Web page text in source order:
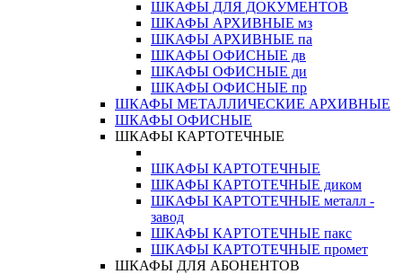
ШКАФЫ ДЛЯ ДОКУМЕНТОВ
ШКАФЫ АРХИВНЫЕ мз
ШКАФЫ АРХИВНЫЕ па
ШКАФЫ ОФИСНЫЕ дв
ШКАФЫ ОФИСНЫЕ ди
ШКАФЫ ОФИСНЫЕ пр
ШКАФЫ МЕТАЛЛИЧЕСКИЕ АРХИВНЫЕ
ШКАФЫ ОФИСНЫЕ
ШКАФЫ КАРТОТЕЧНЫЕ
ШКАФЫ КАРТОТЕЧНЫЕ
ШКАФЫ КАРТОТЕЧНЫЕ диком
ШКАФЫ КАРТОТЕЧНЫЕ металл -
завод
ШКАФЫ КАРТОТЕЧНЫЕ пакс
ШКАФЫ КАРТОТЕЧНЫЕ промет
ШКАФЫ ДЛЯ АБОНЕНТОВ